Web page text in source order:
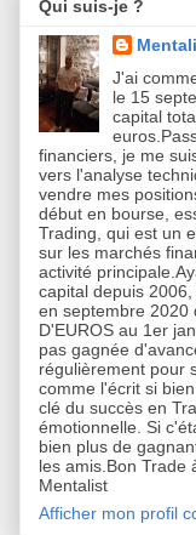
Qui suis-je ?
J'ai
le 15
capital
financiers, je me
vers l'analyse
vendre mes
début en bourse,
Trading, qui est un
sur les marchés
activité
capital depuis
en septembre 2020
D'EUROS au 1er
pas gagnée
régulièrement pour
comme l'écrit si
clé du succès en
émotionnelle. Si
bien plus de
les amis.Bon Trade
Mentalist
Afficher mon profil